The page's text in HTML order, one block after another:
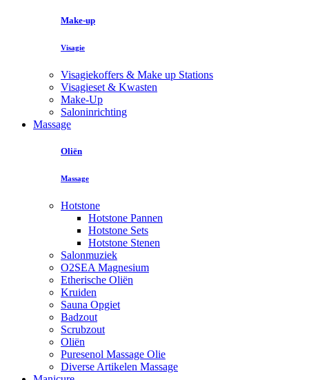
Make-up
Visagie
Visagiekoffers & Make up Stations
Visagieset & Kwasten
Make-Up
Saloninrichting
Massage
Oliën
Massage
Hotstone
Hotstone Pannen
Hotstone Sets
Hotstone Stenen
Salonmuziek
O2SEA Magnesium
Etherische Oliën
Kruiden
Sauna Opgiet
Badzout
Scrubzout
Oliën
Puresenol Massage Olie
Diverse Artikelen Massage